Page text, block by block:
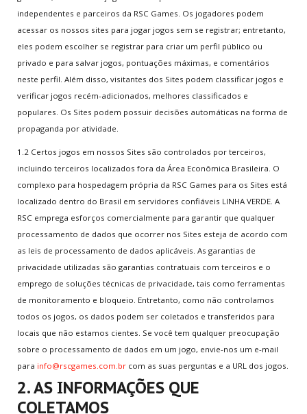
independentes e parceiros da RSC Games. Os jogadores podem
acessar os nossos sites para jogar jogos sem se registrar; entretanto,
eles podem escolher se registrar para criar um perfil público ou
privado e para salvar jogos, pontuações máximas, e comentários
neste perfil. Além disso, visitantes dos Sites podem classificar jogos e
verificar jogos recém-adicionados, melhores classificados e
populares. Os Sites podem possuir decisões automáticas na forma de
propaganda por atividade.
1.2 Certos jogos em nossos Sites são controlados por terceiros,
incluindo terceiros localizados fora da Área Econômica Brasileira. O
complexo para hospedagem própria da RSC Games para os Sites está
localizado dentro do Brasil em servidores confiáveis LINHA VERDE. A
RSC emprega esforços comercialmente para garantir que qualquer
processamento de dados que ocorrer nos Sites esteja de acordo com
as leis de processamento de dados aplicáveis. As garantias de
privacidade utilizadas são garantias contratuais com terceiros e o
emprego de soluções técnicas de privacidade, tais como ferramentas
de monitoramento e bloqueio. Entretanto, como não controlamos
todos os jogos, os dados podem ser coletados e transferidos para
locais que não estamos cientes. Se você tem qualquer preocupação
sobre o processamento de dados em um jogo, envie-nos um e-mail
para info@rscgames.com.br com as suas perguntas e a URL dos jogos.
2. AS INFORMAÇÕES QUE
COLETAMOS
Seja voluntário
Envie Iframe
Seja Blogueiro
INFO GAMES
Games Mais Votados
INFO& SUPORTE
Quem somos
O que fazemos
Contato
FAQs
Pesquisar no site
Notícias
NOVOSGAMES